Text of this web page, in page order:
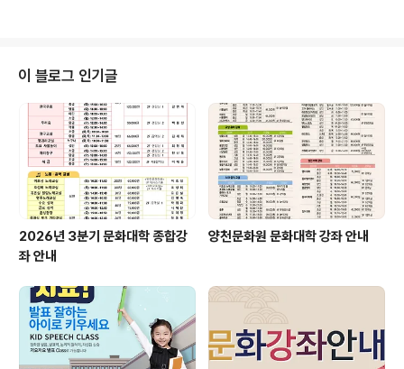
이 블로그 인기글
2026년 3분기 문화대학 종합강
좌 안내
양천문화원 문화대학 강좌 안내